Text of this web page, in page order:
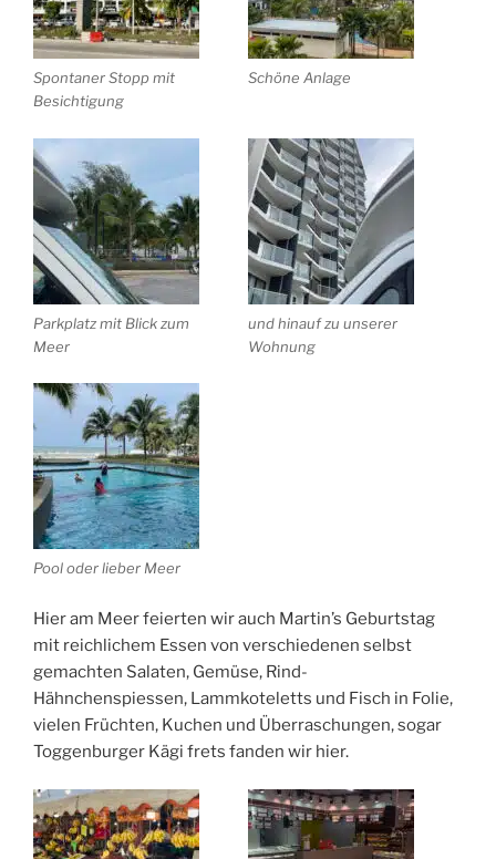
Spontaner Stopp mit
Besichtigung
Schöne Anlage
Parkplatz mit Blick zum
Meer
und hinauf zu unserer
Wohnung
Pool oder lieber Meer
Hier am Meer feierten wir auch Martin’s Geburtstag
mit reichlichem Essen von verschiedenen selbst
gemachten Salaten, Gemüse, Rind-
Hähnchenspiessen, Lammkoteletts und Fisch in Folie,
vielen Früchten, Kuchen und Überraschungen, sogar
Toggenburger Kägi frets fanden wir hier.